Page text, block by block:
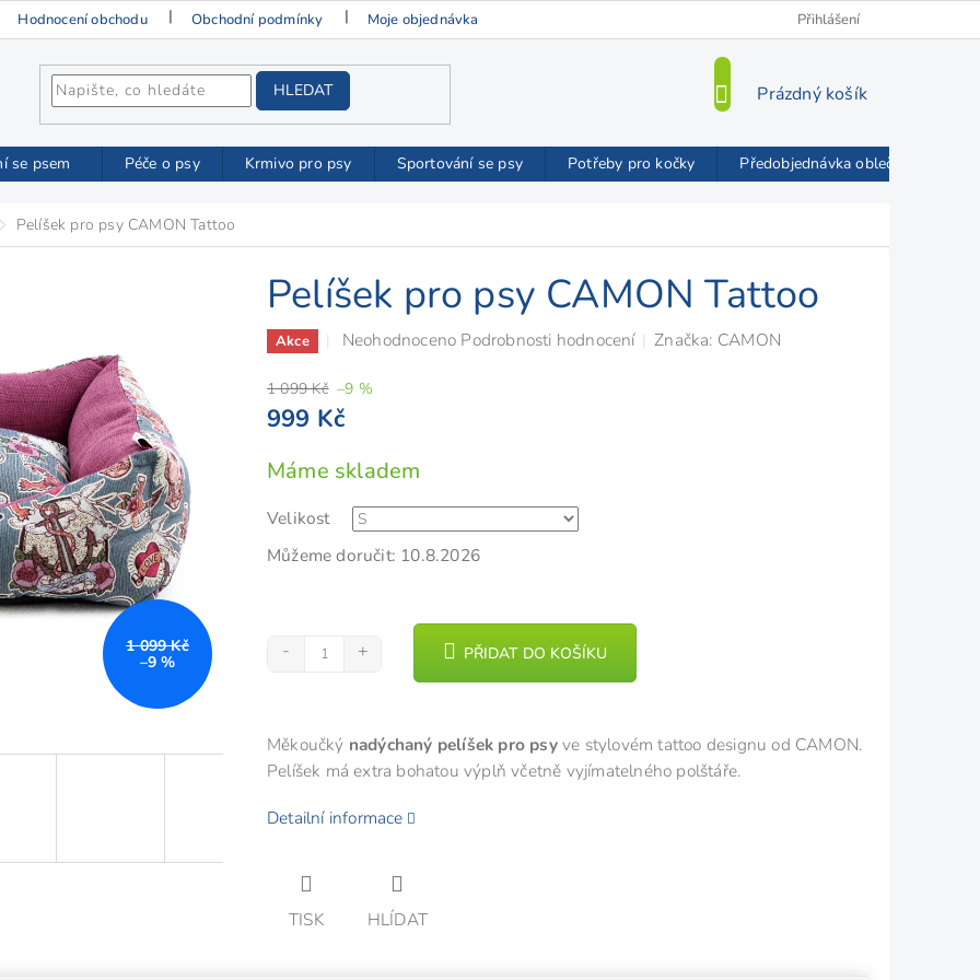
Hodnocení obchodu Obchodní podmínky Moje objednávka VIP Slevy
Přihlášení
HLEDAT
NÁKUPNÍ
Prázdný košík
se psem Péče o psy Krmivo pro psy Sportování se psy Potřeby pro kočky Předobjednávka oblečků FMD
Pelíšek pro psy CAMON Tattoo
Pelíšek pro psy CAMON Tattoo
Akce
Průměrné
produktu
je
z
hvězdiček.
Neohodnoceno Podrobnosti hodnocení Značka: CAMON
1 099 Kč
–9 %
1 099 Kč –9 %
999 Kč
Měrná
cena:
Máme skladem
Velikost
Můžeme doručit: 10.8.2026
PŘIDAT DO KOŠÍKU
Měkoučký nadýchaný pelíšek pro psyve stylovém tattoo designu od CAMON.
Pelíšek má extra bohatou výplň včetně vyjímatelného polštáře.
Detailní informace
TISK HLÍDAT